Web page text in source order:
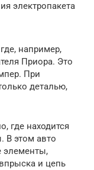
электропакета
например,
Приора. Это
При
деталью,
где находится
В этом авто
элементы,
и цепь